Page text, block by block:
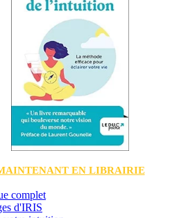
EN LIBRAIRIE
complet
d'IRIS